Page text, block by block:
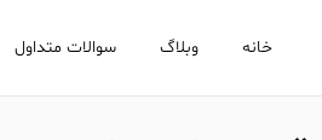
خانه وبلاگ سوالات متداول